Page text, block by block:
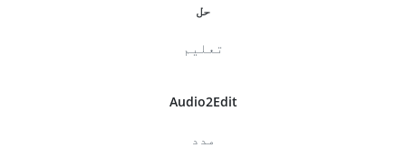
حل
تعلیم
Audio2Edit
مدد